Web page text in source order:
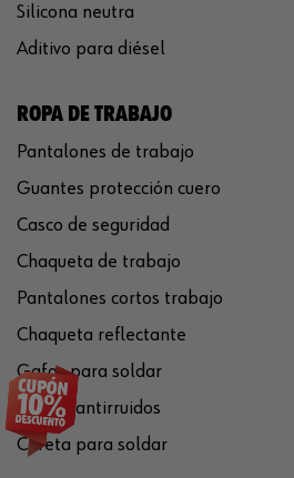
Silicona neutra
Aditivo para diésel
ROPA DE TRABAJO
Pantalones de trabajo
Guantes protección cuero
Casco de seguridad
Chaqueta de trabajo
Pantalones cortos trabajo
Chaqueta reflectante
Gafas para soldar
Cascos antirruidos
Careta para soldar